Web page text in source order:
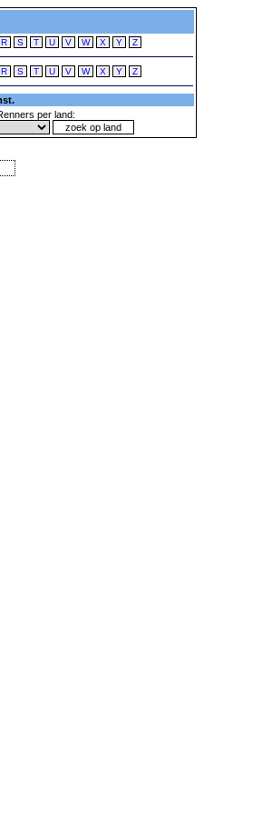
R S T U V W X Y Z
R S T U V W X Y Z
per land: